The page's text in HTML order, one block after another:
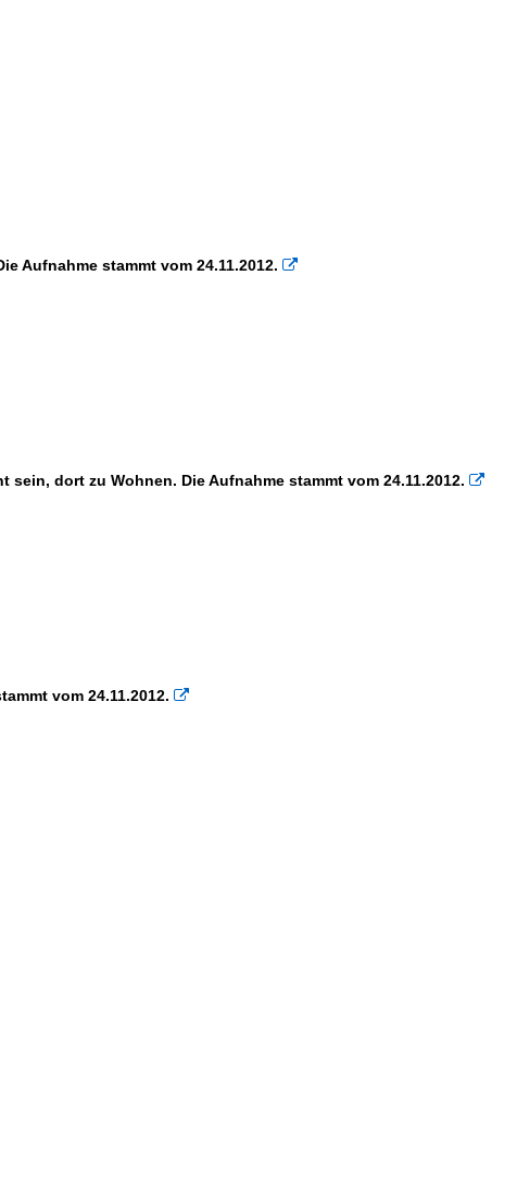
Aufnahme stammt vom 24.11.2012. 
dort zu Wohnen. Die Aufnahme stammt vom 24.11.2012. 
vom 24.11.2012. 